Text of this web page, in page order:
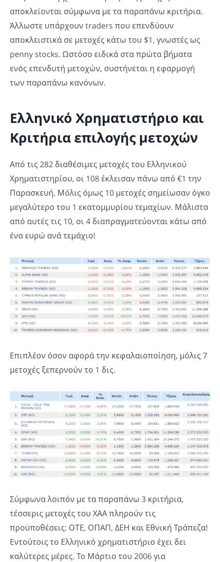
αποκλείονται σύμφωνα με τα παραπάνω κριτήρια.
Άλλωστε υπάρχουν traders που επενδύουν
αποκλειστικά σε μετοχές κάτω του $1, γνωστές ως
penny stocks. Ωστόσο ειδικά στα πρώτα βήματα
ενός επενδυτή μετοχών, συστήνεται η εφαρμογή
των παραπάνω κανόνων.
Ελληνικό Χρηματιστήριο και
Κριτήρια επιλογής μετοχών
Από τις 282 διαθέσιμες μετοχές του Ελληνικού
Χρηματιστηρίου, οι 108 έκλεισαν πάνω από €1 την
Παρασκευή. Μόλις όμως 10 μετοχές σημείωσαν όγκο
μεγαλύτερο του 1 εκατομμυρίου τεμαχίων. Μάλιστα
από αυτές τις 10, οι 4 διαπραγματεύονται κάτω από
ένα ευρώ ανά τεμάχιο!
Επιπλέον όσον αφορά την κεφαλαιοποίηση, μόλις 7
μετοχές ξεπερνούν το 1 δις.
Σύμφωνα λοιπόν με τα παραπάνω 3 κριτήρια,
τέσσερις μετοχές του ΧΑΑ πληρούν τις
προϋποθέσεις: ΟΤΕ, ΟΠΑΠ, ΔΕΗ και Εθνική Τράπεζα!
Εντούτοις το Ελληνικό χρηματιστήριο έχει δει
καλύτερες μέρες. Το Μάρτιο του 2006 για